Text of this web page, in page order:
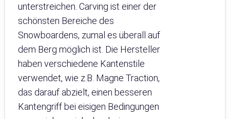
unterstreichen. Carving ist einer der
schönsten Bereiche des
Snowboardens, zumal es überall auf
dem Berg möglich ist. Die Hersteller
haben verschiedene Kantenstile
verwendet, wie z.B. Magne Traction,
das darauf abzielt, einen besseren
Kantengriff bei eisigen Bedingungen